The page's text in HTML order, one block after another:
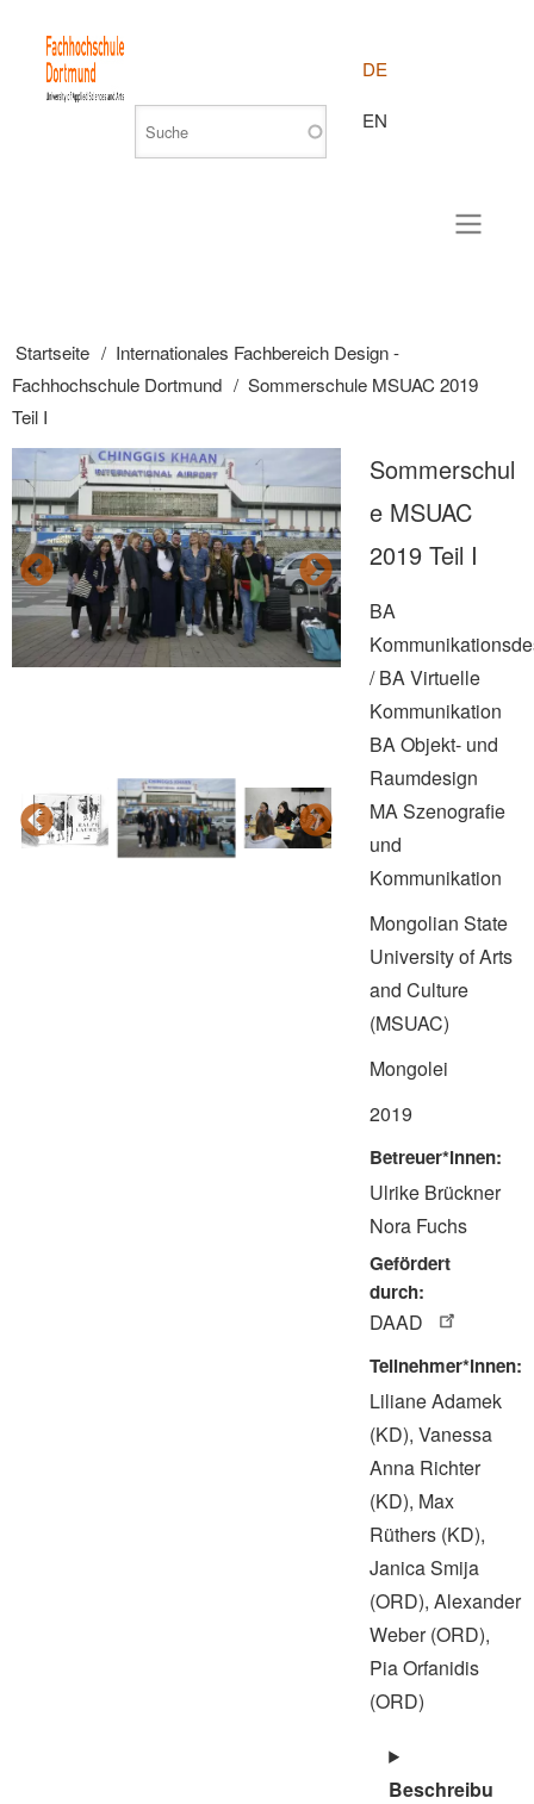
DE
EN
Pfadnavigation
Startseite
Internationales Fachbereich Design -
Fachhochschule Dortmund
Sommerschule MSUAC 2019
Teil I
Sommerschul
e MSUAC
2019 Teil I
BA
/ BA Virtuelle
Kommunikation
BA Objekt- und
Raumdesign
MA Szenografie
und
Kommunikation
Mongolian State
University of Arts
and Culture
(MSUAC)
Mongolei
2019
Betreuer*innen
Ulrike Brückner
Nora Fuchs
Gefördert
durch
DAAD
Teilnehmer*innen
Liliane Adamek
(KD), Vanessa
Anna Richter
(KD), Max
Rüthers (KD),
Janica Smija
(ORD), Alexander
Weber (ORD),
Pia Orfanidis
(ORD)
Beschreibu